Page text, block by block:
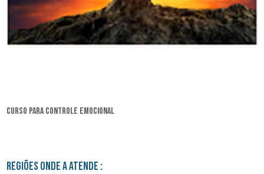
curso para controle emocional
Regiões onde a atende :